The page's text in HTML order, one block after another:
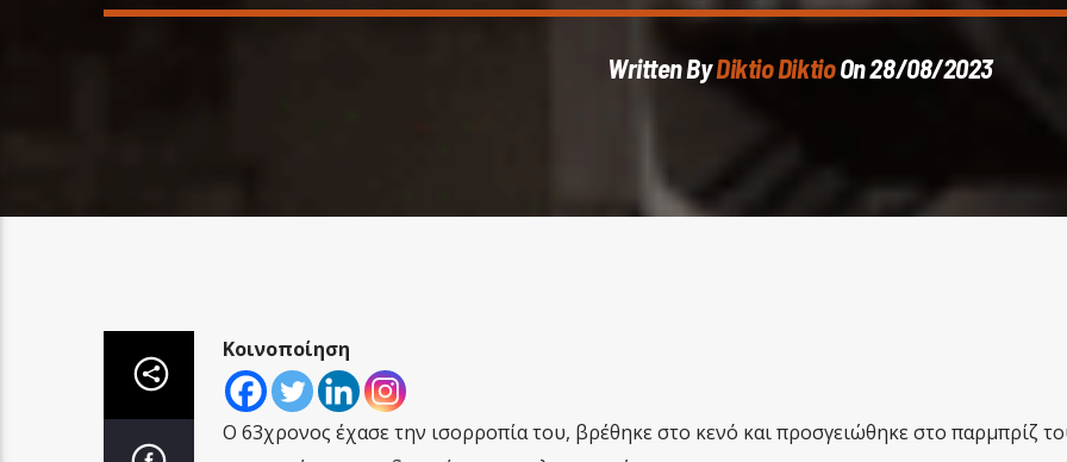
Written ByDiktio DiktioOn 28/08/2023
Κοινοποίηση
Ο 63χρονος έχασε την ισορροπία του, βρέθηκε στο κενό και προσγειώθηκε στο παρμπρίζ